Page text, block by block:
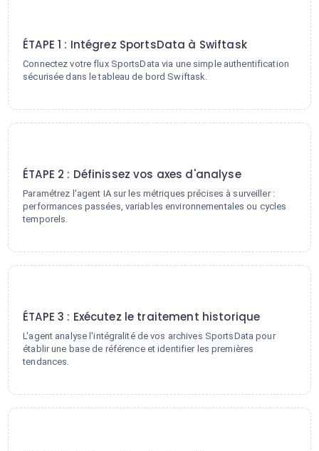
ÉTAPE 1 : Intégrez SportsData à Swiftask
Connectez votre flux SportsData via une simple authentification
sécurisée dans le tableau de bord Swiftask.
ÉTAPE 2 : Définissez vos axes d'analyse
Paramétrez l'agent IA sur les métriques précises à surveiller :
performances passées, variables environnementales ou cycles
temporels.
ÉTAPE 3 : Exécutez le traitement historique
L'agent analyse l'intégralité de vos archives SportsData pour
établir une base de référence et identifier les premières
tendances.